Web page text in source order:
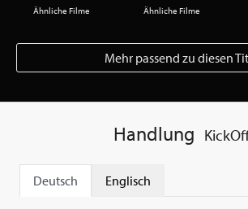
Ähnliche Filme Ähnliche Filme
Mehr passend zu diesen
Handlung
Deutsch Englisch